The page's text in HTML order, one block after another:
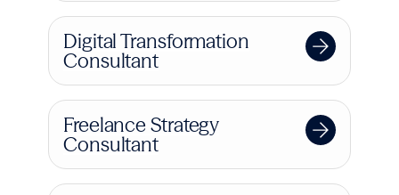
Digital Transformation
Consultant
Freelance Strategy
Consultant